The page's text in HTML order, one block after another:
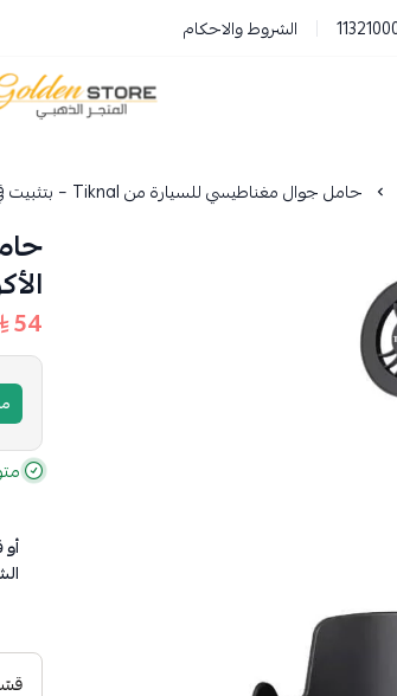
الشروط والاحكام
المتجر الذهبي
حامل جوال مغناطيسي للسيارة من Tiknal – بتثبيت في حامل الأكواب وذراع قابل للتعديل 360°
54